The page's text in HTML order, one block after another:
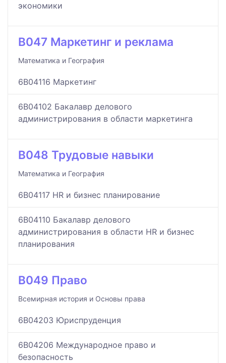
экономики
B047 Маркетинг и реклама
Математика и География
6B04116 Маркетинг
6B04102 Бакалавр делового
администрирования в области маркетинга
B048 Трудовые навыки
Математика и География
6B04117 HR и бизнес планирование
6B04110 Бакалавр делового
администрирования в области HR и бизнес
планирования
B049 Право
Всемирная история и Основы права
6B04203 Юриспруденция
6B04206 Международное право и
безопасность